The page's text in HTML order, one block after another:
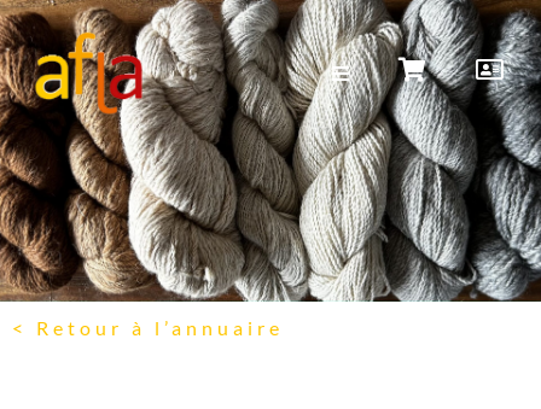
< Retour à l’annuaire